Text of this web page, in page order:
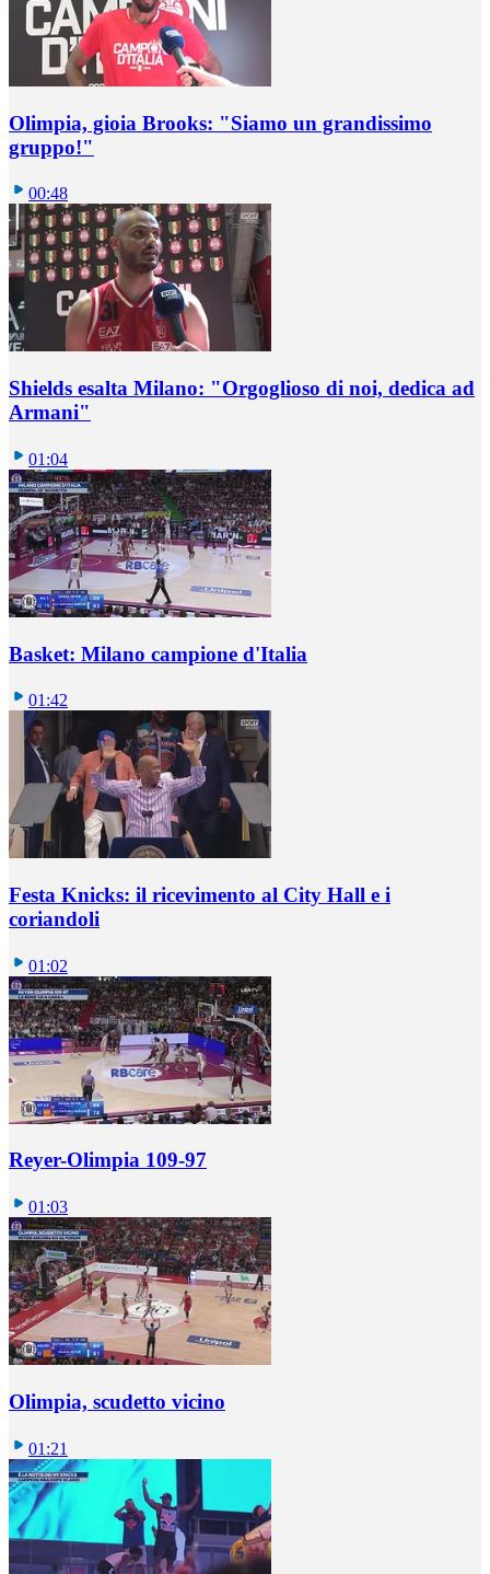
Olimpia, gioia Brooks: "Siamo un grandissimo
gruppo!"
00:48
Shields esalta Milano: "Orgoglioso di noi, dedica ad
Armani"
01:04
Basket: Milano campione d'Italia
01:42
Festa Knicks: il ricevimento al City Hall e i
coriandoli
01:02
Reyer-Olimpia 109-97
01:03
Olimpia, scudetto vicino
01:21